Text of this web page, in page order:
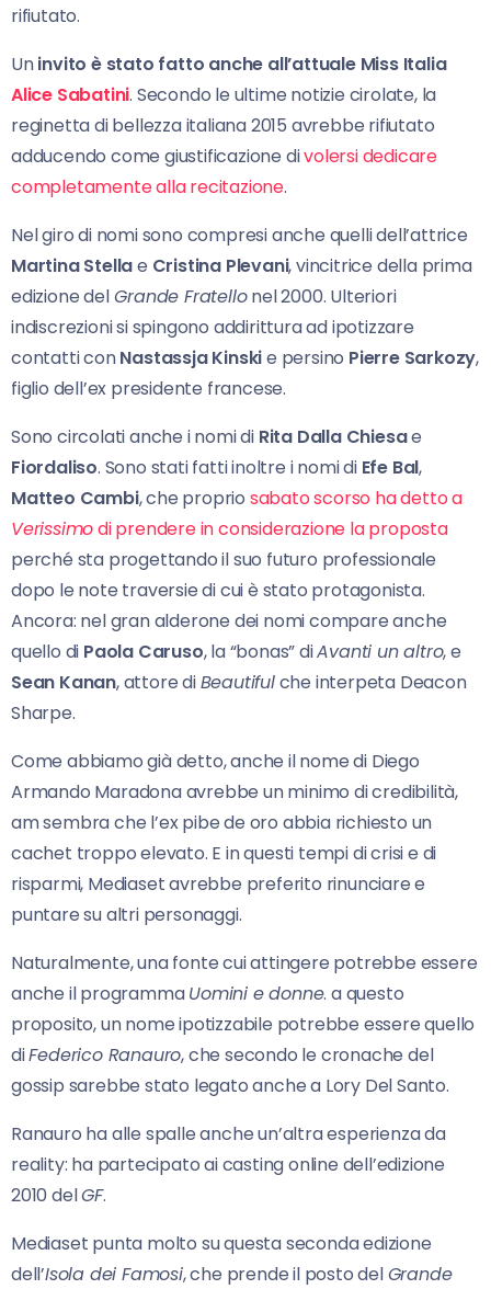
rifiutato.
Uninvito è stato fatto anche all’attuale Miss Italia
Alice Sabatini. Secondo le ultime notizie cirolate, la
reginetta di bellezza italiana 2015 avrebbe rifiutato
adducendo come giustificazione divolersi dedicare
completamente alla recitazione.
Nel giro di nomi sono compresi anche quelli dell’attrice
Martina Stellae Cristina Plevani, vincitrice della prima
edizione delGrande Fratellonel 2000. Ulteriori
indiscrezioni si spingono addirittura ad ipotizzare
contatti conNastassja Kinskie persino Pierre Sarkozy,
figlio dell’ex presidente francese.
Sono circolati anche i nomi di Rita Dalla Chiesae
Fiordaliso. Sono stati fatti inoltre i nomi di Efe Bal,
Matteo Cambi, che proprio sabato scorso ha detto a
Verissimodi prendere in considerazione la proposta
perché sta progettando il suo futuro professionale
dopo le note traversie di cui è stato protagonista.
Ancora: nel gran alderone dei nomi compare anche
quello di Paola Caruso, la “bonas” diAvanti un altro, e
Sean Kanan, attore diBeautifulche interpeta Deacon
Sharpe.
Come abbiamo già detto, anche il nome di Diego
Armando Maradona avrebbe un minimo di credibilità,
am sembra che l’ex pibe de oro abbia richiesto un
cachet troppo elevato. E in questi tempi di crisi e di
risparmi, Mediaset avrebbe preferito rinunciare e
puntare su altri personaggi.
Naturalmente, una fonte cui attingere potrebbe essere
anche il programmaUomini e donne. a questo
proposito, un nome ipotizzabile potrebbe essere quello
diFederico Ranauro, che secondo le cronache del
gossip sarebbe stato legato anche a Lory Del Santo.
Ranauro ha alle spalle anche un’altra esperienza da
reality: ha partecipato ai casting online dell’edizione
2010 delGF.
Mediaset punta molto su questa seconda edizione
dell’Isola dei Famosi, che prende il posto delGrande